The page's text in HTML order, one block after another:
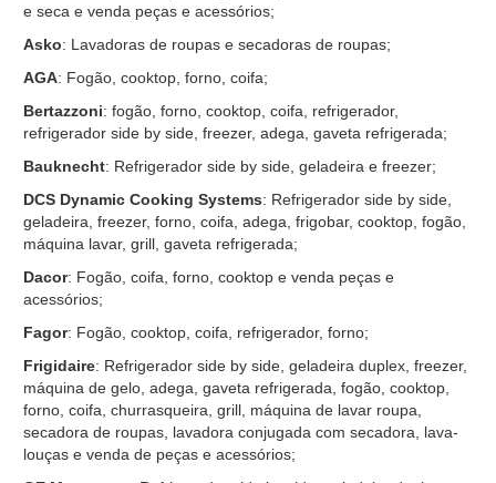
e seca e venda peças e acessórios;
Asko: Lavadoras de roupas e secadoras de roupas;
AGA: Fogão, cooktop, forno, coifa;
Bertazzoni: fogão, forno, cooktop, coifa, refrigerador,
refrigerador side by side, freezer, adega, gaveta refrigerada;
Bauknecht: Refrigerador side by side, geladeira e freezer;
DCS Dynamic Cooking Systems: Refrigerador side by side,
geladeira, freezer, forno, coifa, adega, frigobar, cooktop, fogão,
máquina lavar, grill, gaveta refrigerada;
Dacor: Fogão, coifa, forno, cooktop e venda peças e
acessórios;
Fagor: Fogão, cooktop, coifa, refrigerador, forno;
Frigidaire: Refrigerador side by side, geladeira duplex, freezer,
máquina de gelo, adega, gaveta refrigerada, fogão, cooktop,
forno, coifa, churrasqueira, grill, máquina de lavar roupa,
secadora de roupas, lavadora conjugada com secadora, lava-
louças e venda de peças e acessórios;